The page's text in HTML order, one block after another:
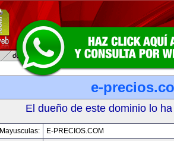
e-
El dueño de este dominio lo
Mayusculas:
E-PRECIOS.COM